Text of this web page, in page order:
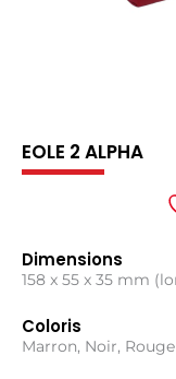
EOLE 2 ALPHA
Dimensions
158 x 55 x 35 mm
Coloris
Marron, Noir, Rouge